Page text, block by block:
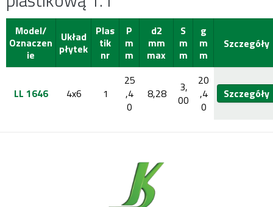
Model/
Oznaczen
ie
Układ
płytek
Plas
tik
nr
P
m
m
d2
mm
max
S
m
m
g
m
m
Szczegóły
LL 1646 4x6 1
25
,4
0
8,28
3,
00
20
,4
0
Szczegóły